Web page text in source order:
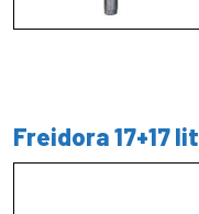
Freidora 17+17